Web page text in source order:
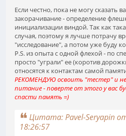
Если честно, пока не могу сказать
закорачивание - определение
инициализации виндой. Так как
случая, поэтому я лучше потрачу
"исследование", а потом уже буду
P.S. из опыта с одной флехой - по
просто "уграли" ее (коротив
относятся к контактам самой
РЕКОМЕНДУЮ освоить "тестер" и
питание - поверте от этого у вас
спасти память =)
Цитата: Pavel-Seryapin
18:26:57